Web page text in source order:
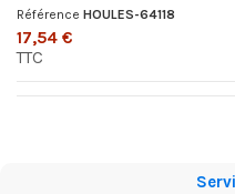
Référence HOULES-64118
17,54 €
TTC